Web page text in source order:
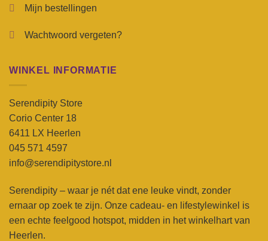
Mijn bestellingen
Wachtwoord vergeten?
WINKEL INFORMATIE
Serendipity Store
Corio Center 18
6411 LX Heerlen
045 571 4597
info@serendipitystore.nl
Serendipity – waar je nét dat ene leuke vindt, zonder
ernaar op zoek te zijn. Onze cadeau- en lifestylewinkel is
een echte feelgood hotspot, midden in het winkelhart van
Heerlen.